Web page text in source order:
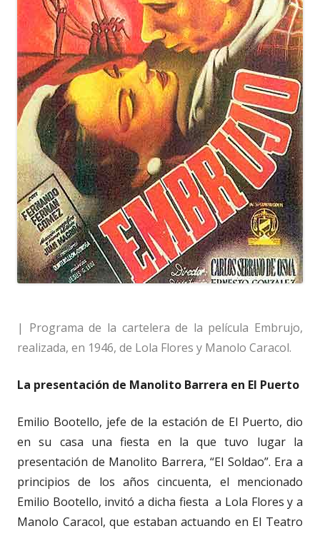
| Programa de la cartelera de la película Embrujo,
realizada, en 1946, de Lola Flores y Manolo Caracol.
La presentación de Manolito Barrera en El Puerto
Emilio Bootello, jefe de la estación de El Puerto, dio
en su casa una fiesta en la que tuvo lugar la
presentación de Manolito Barrera, “El Soldao”. Era a
principios de los años cincuenta, el mencionado
Emilio Bootello, invitó a dicha fiesta a Lola Flores y a
Manolo Caracol, que estaban actuando en El Teatro